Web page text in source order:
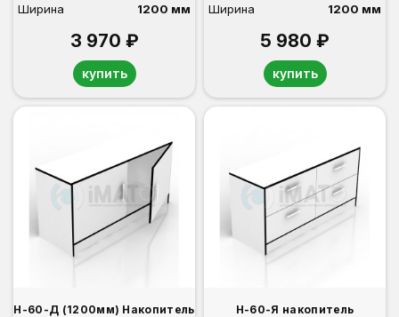
Ширина
1200 мм
3 970 ₽
купить
Ширина
1200 мм
5 980 ₽
купить
Н-60-Д (1200мм) Накопитель
Н-60-Я накопитель